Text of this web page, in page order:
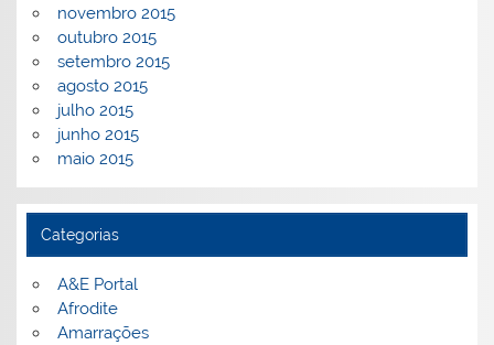
novembro 2015
outubro 2015
setembro 2015
agosto 2015
julho 2015
junho 2015
maio 2015
Categorias
A&E Portal
Afrodite
Amarrações